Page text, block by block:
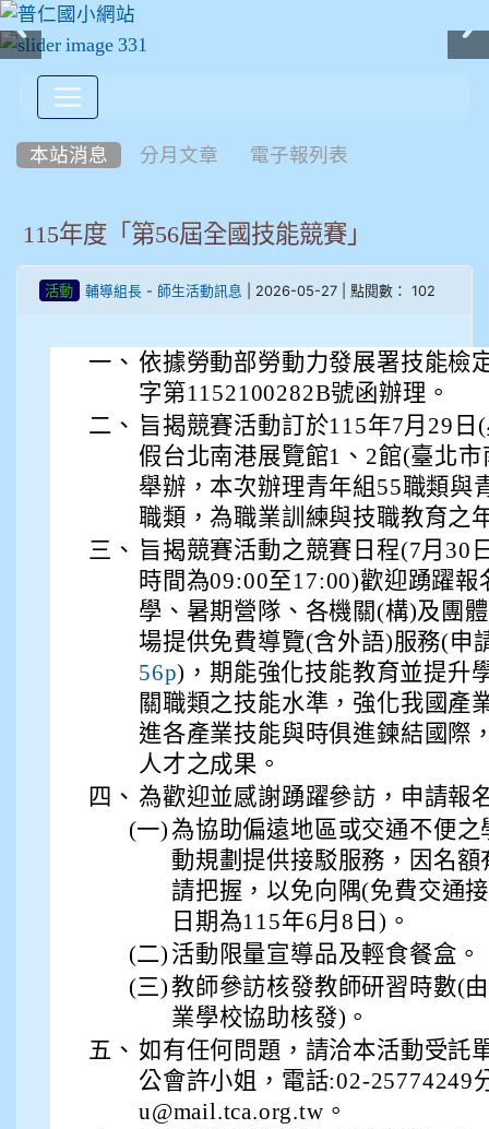
本站消息 分月文章 電子報列表
115年度「第56屆全國技能競賽」
活動 輔導組長 - 師生活動訊息 | 2026-05-27 | 點閱數： 102
一、 依據勞動部勞動力發展署技能檢
字第1152100282B號函辦理。
二、 旨揭競賽活動訂於115年7月29
假台北南港展覽館1、2館(臺北
舉辦，本次辦理青年組55職類與
職類，為職業訓練與技職教育之
三、 旨揭競賽活動之競賽日程(7月30
時間為09:00至17:00)歡迎踴躍
學、暑期營隊、各機關(構)及團
場提供免費導覽(含外語)服務(申
56p)，期能強化技能教育並提升
關職類之技能水準，強化我國產
進各產業技能與時俱進鍊結國際
人才之成果。
四、 為歡迎並感謝踴躍參訪，申請報
(一)為協助偏遠地區或交通不便
動規劃提供接駁服務，因名
請把握，以免向隅(免費交通
日期為115年6月8日)。
(二) 活動限量宣導品及輕食餐盒。
(三)教師參訪核發教師研習時數(
業學校協助核發)。
五、 如有任何問題，請洽本活動受託
公會許小姐，電話:02-25774249
u@mail.tca.org.tw。